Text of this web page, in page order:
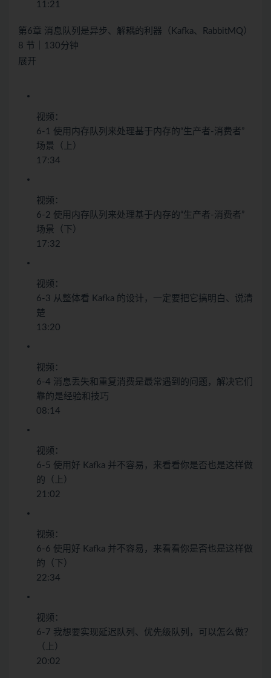
11:21
第6章 消息队列是异步、解耦的利器（Kafka、RabbitMQ）
8 节｜130分钟
展开
视频：
6-1 使用内存队列来处理基于内存的“生产者-消费者”
场景（上）
17:34
视频：
6-2 使用内存队列来处理基于内存的“生产者-消费者”
场景（下）
17:32
视频：
6-3 从整体看 Kafka 的设计，一定要把它搞明白、说清
楚
13:20
视频：
6-4 消息丢失和重复消费是最常遇到的问题，解决它们
靠的是经验和技巧
08:14
视频：
6-5 使用好 Kafka 并不容易，来看看你是否也是这样做
的（上）
21:02
视频：
6-6 使用好 Kafka 并不容易，来看看你是否也是这样做
的（下）
22:34
视频：
6-7 我想要实现延迟队列、优先级队列，可以怎么做？
（上）
20:02